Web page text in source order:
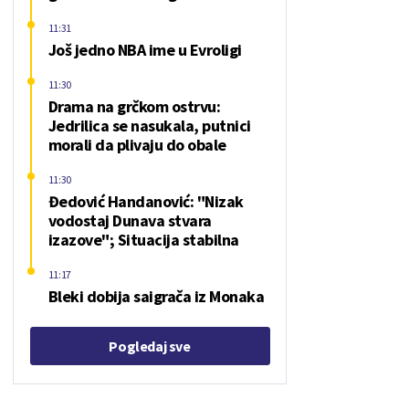
Još jedno NBA ime u Evroligi
11:31
Drama na grčkom ostrvu:
Jedrilica se nasukala, putnici
morali da plivaju do obale
11:30
Đedović Handanović: "Nizak
vodostaj Dunava stvara
izazove"; Situacija stabilna
11:30
Bleki dobija saigrača iz Monaka
11:17
Pogledaj sve